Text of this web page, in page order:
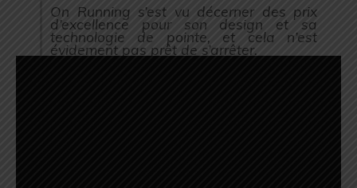
On Running s’est vu décerner des prix
d’excellence pour son design et sa
technologie de pointe, et cela n’est
évidement pas prêt de s’arrêter.